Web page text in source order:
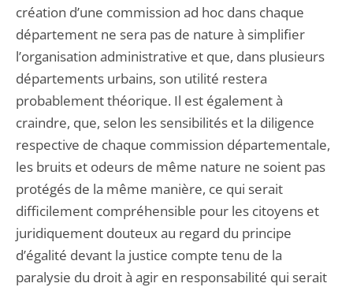
création d’une commission ad hoc dans chaque
département ne sera pas de nature à simplifier
l’organisation administrative et que, dans plusieurs
départements urbains, son utilité restera
probablement théorique. Il est également à
craindre, que, selon les sensibilités et la diligence
respective de chaque commission départementale,
les bruits et odeurs de même nature ne soient pas
protégés de la même manière, ce qui serait
difficilement compréhensible pour les citoyens et
juridiquement douteux au regard du principe
d’égalité devant la justice compte tenu de la
paralysie du droit à agir en responsabilité qui serait